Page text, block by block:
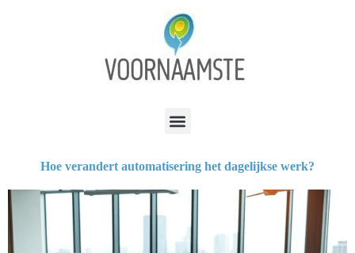
Hoe verandert automatisering het dagelijkse werk?